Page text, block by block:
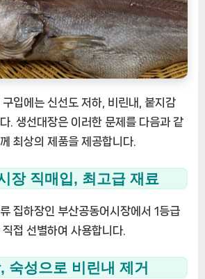
입에는 신선도 저하, 비린내, 붙지감
. 생선대장은 이러한 문제를 다음과 같
최상의 제품을 제공합니다.
장 직매입, 최고급 재료
집하장인 부산공동어시장에서 1등급
접 선별하여 사용합니다.
숙성으로 비린내 제거